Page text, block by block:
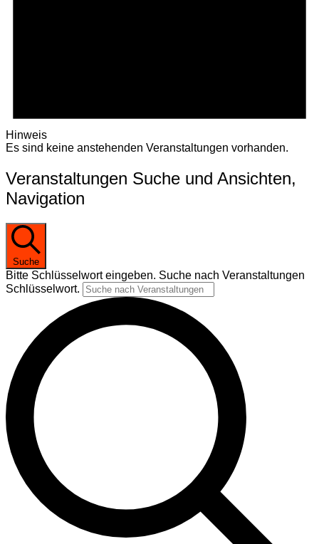
Hinweis
Es sind keine anstehenden Veranstaltungen vorhanden.
Veranstaltungen Suche und Ansichten,
Navigation
Suche
Bitte Schlüsselwort eingeben. Suche nach Veranstaltungen
Schlüsselwort.